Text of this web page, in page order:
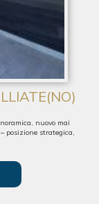
nuovo mai
posizione strategica,